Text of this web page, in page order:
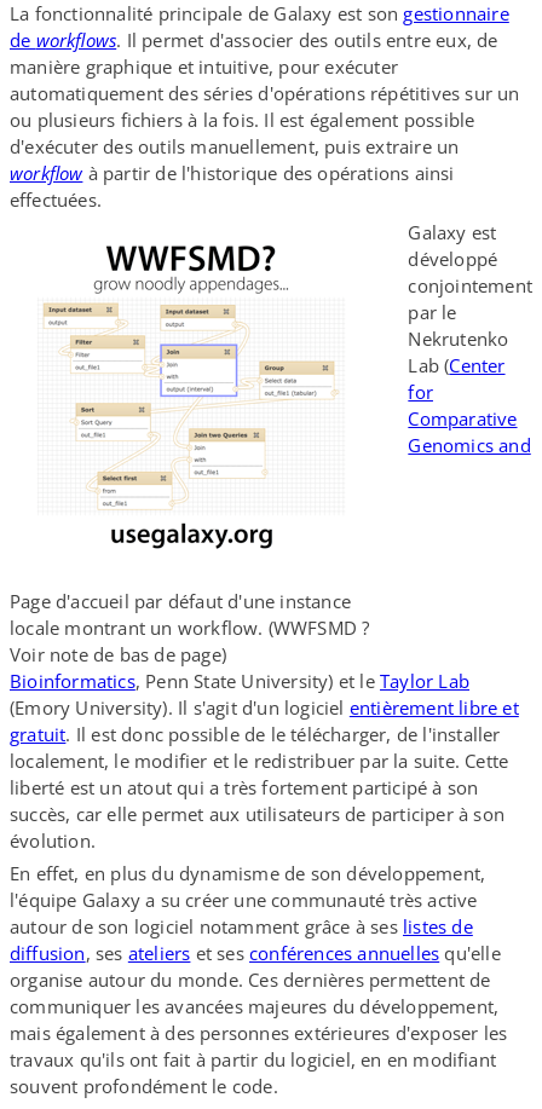
La fonctionnalité principale de Galaxy est songestionnaire
de workflows. Il permet d'associer des outils entre eux, de
manière graphique et intuitive, pour exécuter
automatiquement des séries d'opérations répétitives sur un
ou plusieurs fichiers à la fois. Il est également possible
d'exécuter des outils manuellement, puis extraire un
workflow à partir de l'historique des opérations ainsi
effectuées.
Page d'accueil par défaut d'une instance
locale montrant un workflow. (WWFSMD ?
Voir note de bas de page)
Galaxy est
développé
conjointement
par le
Nekrutenko
Lab (Center
for
Comparative
Genomics and
Bioinformatics, Penn State University) et leTaylor Lab
(Emory University). Il s'agit d'un logiciel entièrement libre et
gratuit. Il est donc possible de le télécharger, de l'installer
localement, le modifier et le redistribuer par la suite. Cette
liberté est un atout qui a très fortement participé à son
succès, car elle permet aux utilisateurs de participer à son
évolution.
En effet, en plus du dynamisme de son développement,
l'équipe Galaxy a su créer une communauté très active
autour de son logiciel notamment grâce à ses listes de
diffusion, ses ateliers et sesconférences annuelles qu'elle
organise autour du monde. Ces dernières permettent de
communiquer les avancées majeures du développement,
mais également à des personnes extérieures d'exposer les
travaux qu'ils ont fait à partir du logiciel, en en modifiant
souvent profondément le code.